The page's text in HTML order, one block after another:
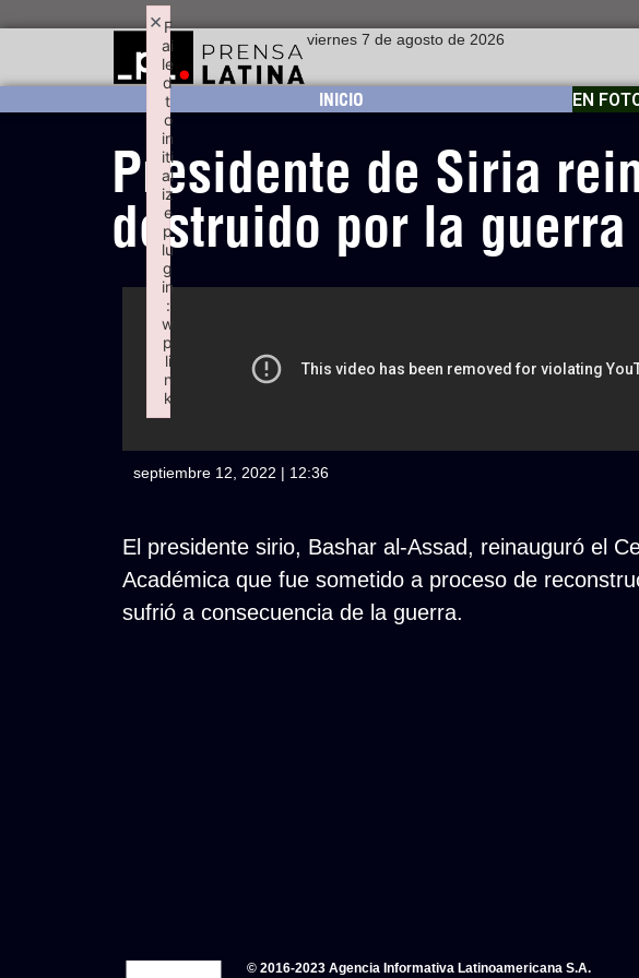
viernes 7 de agosto de 2026
INICIO EN
Presidente de Siria
destruido por la guerra
septiembre 12, 2022 | 12:36
El presidente sirio, Bashar al-Assad, reinauguró el
Académica que fue sometido a proceso de
sufrió a consecuencia de la guerra.
© 2016-2023 Agencia Informativa Latinoamericana S.A.
F
ai
le
d
t
o
in
iti
al
iz
e
p
lu
g
in
:
w
p
li
n
k
×
Failed to initialize plugin: wplink